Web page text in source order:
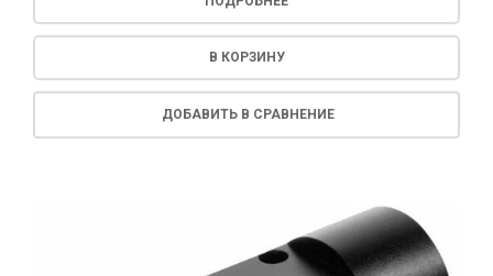
В КОРЗИНУ
ДОБАВИТЬ В СРАВНЕНИЕ